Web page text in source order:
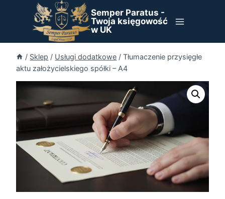
Semper Paratus -
Twoja księgowość
w UK
/ Sklep / Usługi dodatkowe / Tłumaczenie przysięgłe
aktu założycielskiego spółki – A4